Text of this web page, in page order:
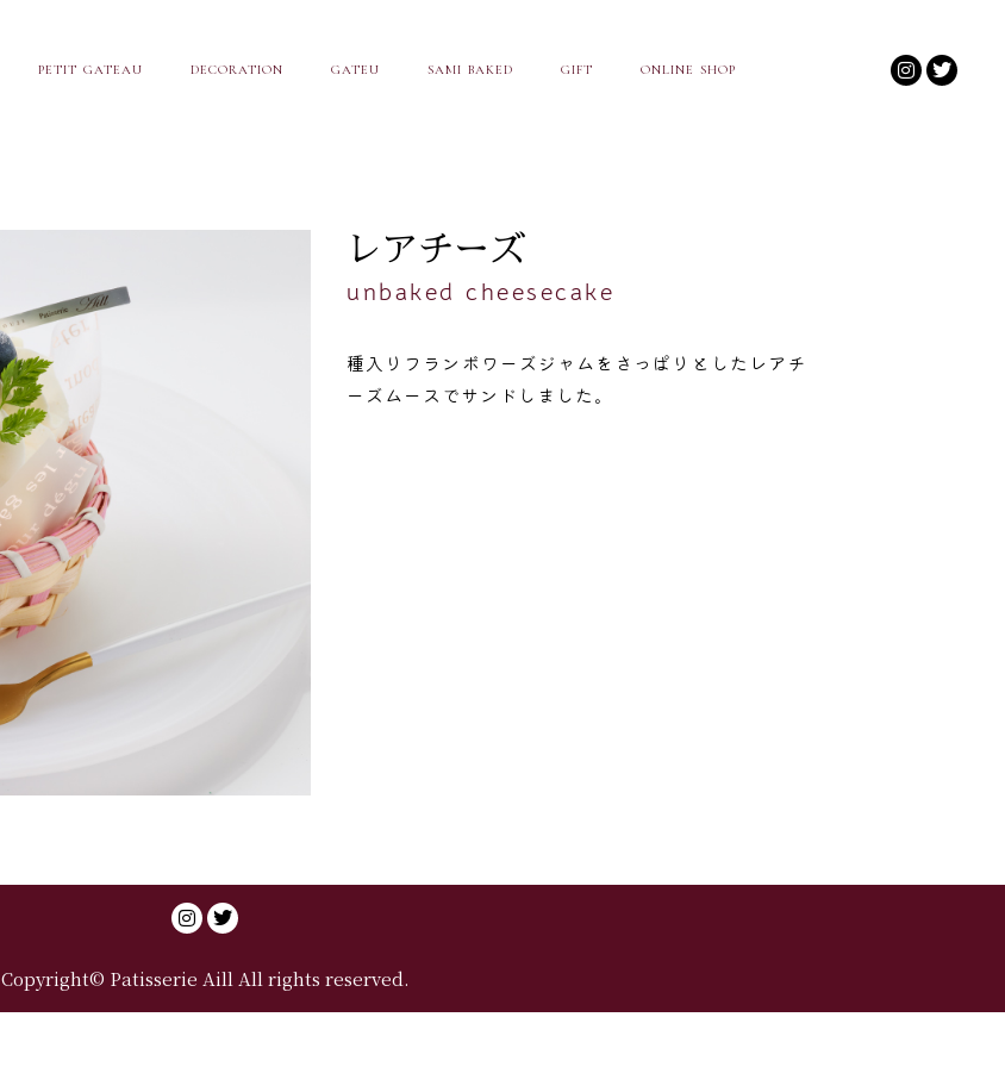
PETIT GATEAU DECORATION GATEU SAMI BAKED GIFT ONLINE SHOP
レアチーズ
unbaked cheesecake
種入りフランボワーズジャムをさっぱりとしたレアチ
ーズムースでサンドしました。
Copyright© Patisserie Aill All rights reserved.